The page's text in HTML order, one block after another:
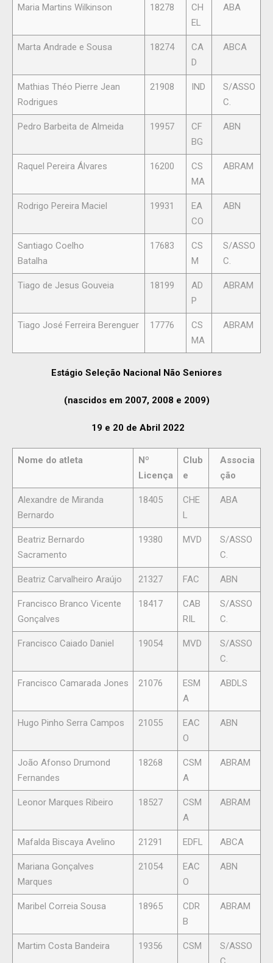
Maria Martins Wilkinson 18278
CH
EL
ABA
Marta Andrade e Sousa 18274
CA
D
ABCA
Mathias Théo Pierre Jean
Rodrigues
21908 IND
S/ASSO
C.
Pedro Barbeita de Almeida 19957
CF
BG
ABN
Raquel Pereira Álvares 16200
CS
MA
ABRAM
Rodrigo Pereira Maciel 19931
EA
CO
ABN
Santiago Coelho
Batalha
17683
CS
M
S/ASSO
C.
Tiago de Jesus Gouveia 18199
AD
P
ABRAM
Tiago José Ferreira Berenguer 17776
CS
MA
ABRAM
Estágio Seleção Nacional Não Seniores
(nascidos em 2007, 2008 e 2009)
19 e 20 de Abril 2022
Nome do atleta
Nº
Licença
Club
e
Associa
ção
Alexandre de Miranda
Bernardo
18405
CHE
L
ABA
Beatriz Bernardo
Sacramento
19380 MVD
S/ASSO
C.
Beatriz Carvalheiro Araújo 21327 FAC ABN
Francisco Branco Vicente
Gonçalves
18417
CAB
RIL
S/ASSO
C.
Francisco Caiado Daniel 19054 MVD
S/ASSO
C.
Francisco Camarada Jones 21076
ESM
A
ABDLS
Hugo Pinho Serra Campos 21055
EAC
O
ABN
João Afonso Drumond
Fernandes
18268
CSM
A
ABRAM
Leonor Marques Ribeiro 18527
CSM
A
ABRAM
Mafalda Biscaya Avelino 21291 EDFL ABCA
Mariana Gonçalves
Marques
21054
EAC
O
ABN
Maribel Correia Sousa 18965
CDR
B
ABRAM
Martim Costa Bandeira 19356 CSM
S/ASSO